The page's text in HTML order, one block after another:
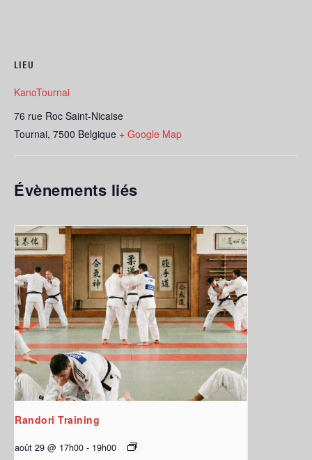
LIEU
KanoTournai
76 rue Roc Saint-Nicaise
Tournai, 7500 Belgique + Google Map
Évènements liés
Randori Training
août 29 @ 17h00 - 19h00